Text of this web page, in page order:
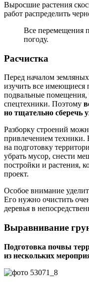
Выросшие растения
работ распределить
Все перемещения
погоду.
Расчистка
Перед началом
изучить все имеющиеся
подвальные помещения,
спецтехники. Поэтому
но тщательно
Разборку строений
привлечением техники.
на подготовку
убрать мусор, снести
постройки и растения,
проект.
Особое внимание
Его нужно очистить
деревья в
Выравнивание
Подготовка почвы
из нескольких